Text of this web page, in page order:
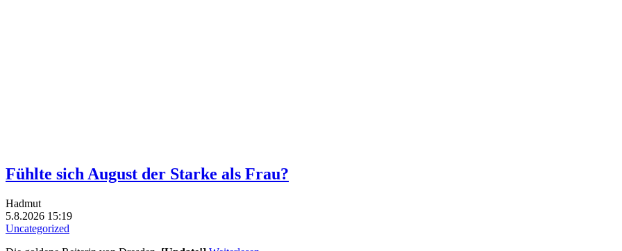
Fühlte sich August der Starke als Frau?
Hadmut
5.8.2026 15:19
Uncategorized